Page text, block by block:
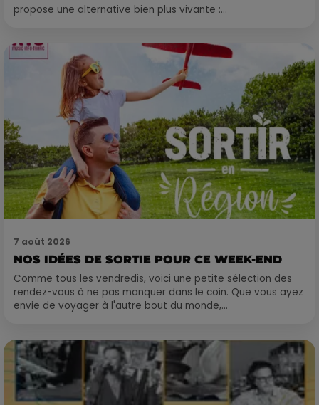
propose une alternative bien plus vivante :...
7 août 2026
NOS IDÉES DE SORTIE POUR CE WEEK-END
Comme tous les vendredis, voici une petite sélection des
rendez-vous à ne pas manquer dans le coin. Que vous ayez
envie de voyager à l'autre bout du monde,...